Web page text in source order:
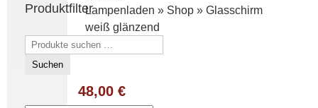
Produktfilter
Suchen
nach:
Suchen
Lampenladen » Shop» Glasschirm
weiß glänzend
48,00 €